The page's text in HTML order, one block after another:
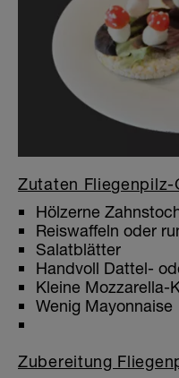
Zutaten Fliegenpilz-
Hölzerne
Reiswaffeln oder
Salatblätter
Handvoll Dattel-
Kleine Mozzarella-
Wenig Mayonnaise
Zubereitung